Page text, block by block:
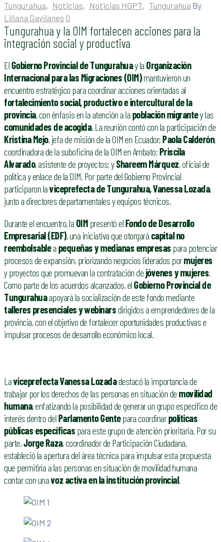
Tungurahua‚ Noticias‚ Noticias HGPT‚ Tungurahua By
Liliana Gavilanes 0
Tungurahua y la OIM fortalecen acciones para la
integración social y productiva
El Gobierno Provincial de Tungurahuay la Organización
Internacional para las Migraciones (OIM)mantuvieron un
encuentro estratégico para coordinar acciones orientadas al
fortalecimiento social, productivo e intercultural de la
provincia, con énfasis en la atención a la población migrantey las
comunidades de acogida. La reunión contó con la participación de
Kristina Mejo, jefa de misión de la OIM en Ecuador; Paola Calderón,
coordinadora de la suboficina de la OIM en Ambato; Priscila
Alvarado, asistente de proyectos; yShareem Márquez, oficial de
política y enlace de la OIM. Por parte del Gobierno Provincial
participaron laviceprefecta de Tungurahua, Vanessa Lozada,
junto a directores departamentales y equipos técnicos.
Durante el encuentro, la OIM presentó el Fondo de Desarrollo
Empresarial (EDF), una iniciativa que otorgará capital no
reembolsablea pequeñas y medianas empresas para potenciar
procesos de expansión, priorizando negocios liderados pormujeres
y proyectos que promuevan la contratación de jóvenes y mujeres.
Como parte de los acuerdos alcanzados, el Gobierno Provincial de
Tungurahuaapoyará la socialización de este fondo mediante
talleres presenciales y webinarsdirigidos a emprendedores de la
provincia, con el objetivo de fortalecer oportunidades productivas e
impulsar procesos de desarrollo económico local.
Laviceprefecta Vanessa Lozadadestacó la importancia de
trabajar por los derechos de las personas en situación de movilidad
humana, enfatizando la posibilidad de generar un grupo específico de
interés dentro del Parlamento Gentepara coordinarpolíticas
públicas específicas para este grupo de atención prioritaria. Por su
parte,Jorge Raza, coordinador de Participación Ciudadana,
estableció la apertura del área técnica para impulsar esta propuesta
que permitiría a las personas en situación de movilidad humana
contar con unavoz activa en la institución provincial.